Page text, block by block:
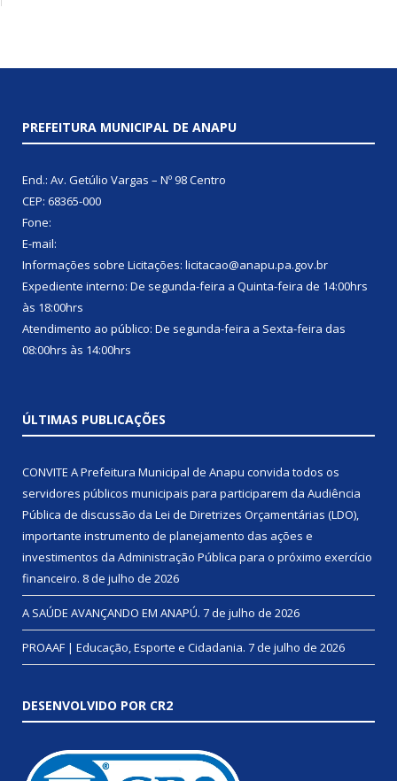
PREFEITURA MUNICIPAL DE ANAPU
End.: Av. Getúlio Vargas – Nº 98 Centro
CEP: 68365-000
Fone:
E-mail:
Informações sobre Licitações: licitacao@anapu.pa.gov.br
Expediente interno: De segunda-feira a Quinta-feira de 14:00hrs
às 18:00hrs
Atendimento ao público: De segunda-feira a Sexta-feira das
08:00hrs às 14:00hrs
ÚLTIMAS PUBLICAÇÕES
CONVITE A Prefeitura Municipal de Anapu convida todos os
servidores públicos municipais para participarem da Audiência
Pública de discussão da Lei de Diretrizes Orçamentárias (LDO),
importante instrumento de planejamento das ações e
investimentos da Administração Pública para o próximo exercício
financeiro. 8 de julho de 2026
A SAÚDE AVANÇANDO EM ANAPÚ. 7 de julho de 2026
PROAAF | Educação, Esporte e Cidadania. 7 de julho de 2026
DESENVOLVIDO POR CR2